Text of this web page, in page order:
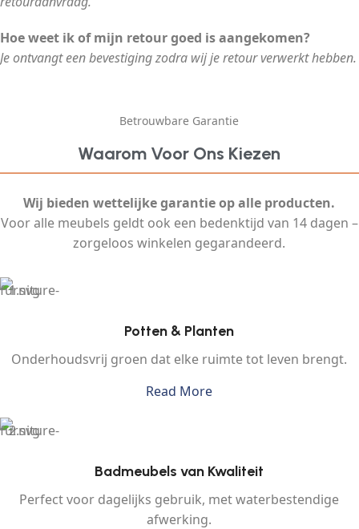
Hoe weet ik of mijn retour goed is aangekomen?
Je ontvangt een bevestiging zodra wij je retour verwerkt hebben.
Betrouwbare Garantie
Waarom Voor Ons Kiezen
Wij bieden wettelijke garantie op alle producten.
Voor alle meubels geldt ook een bedenktijd van 14 dagen –
zorgeloos winkelen gegarandeerd.
Potten & Planten
Onderhoudsvrij groen dat elke ruimte tot leven brengt.
Read More
Badmeubels van Kwaliteit
Perfect voor dagelijks gebruik, met waterbestendige
afwerking.